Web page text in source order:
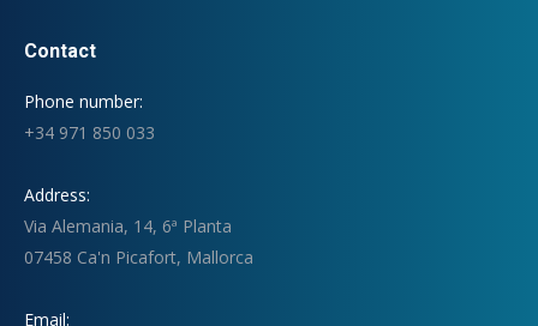
Contact
Phone number:
+34 971 850 033
Address:
Via Alemania, 14, 6ª Planta
07458 Ca'n Picafort, Mallorca
Email: